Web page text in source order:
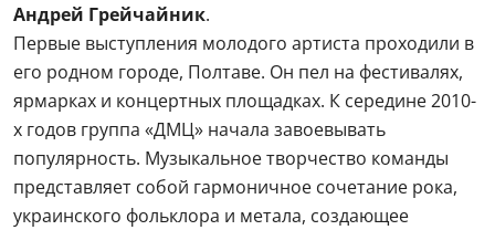
Андрей Грейчайник.
Первые выступления молодого артиста проходили в
его родном городе, Полтаве. Он пел на фестивалях,
ярмарках и концертных площадках. К середине 2010-
х годов группа «ДМЦ» начала завоевывать
популярность. Музыкальное творчество команды
представляет собой гармоничное сочетание рока,
украинского фольклора и метала, создающее